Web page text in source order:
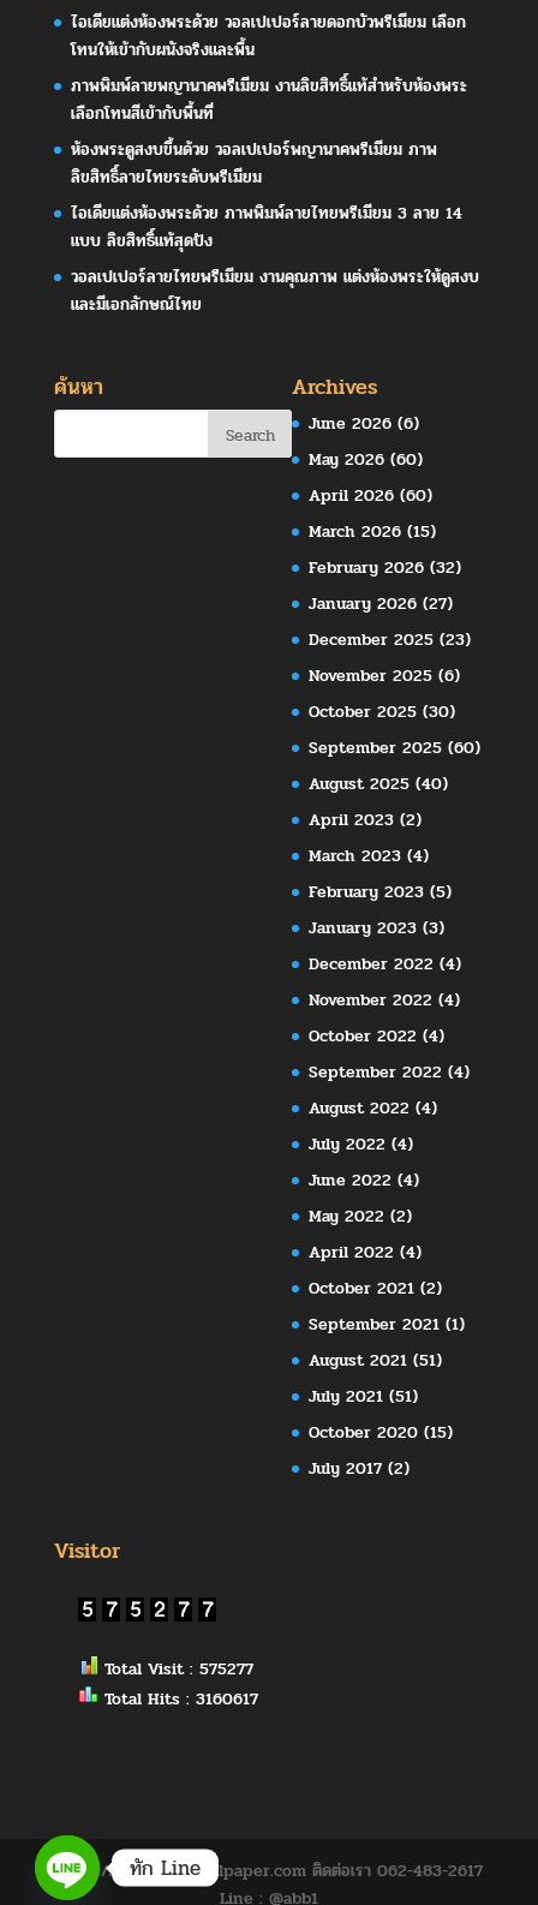
ไอเดียแต่งห้องพระด้วย วอลเปเปอร์ลายดอกบัวพรีเมียม เลือก
โทนให้เข้ากับผนังจริงและพื้น
ภาพพิมพ์ลายพญานาคพรีเมียม งานลิขสิทธิ์แท้สำหรับห้องพระ
เลือกโทนสีเข้ากับพื้นที่
ห้องพระดูสงบขึ้นด้วย วอลเปเปอร์พญานาคพรีเมียม ภาพ
ลิขสิทธิ์ลายไทยระดับพรีเมียม
ไอเดียแต่งห้องพระด้วย ภาพพิมพ์ลายไทยพรีเมียม 3 ลาย 14
แบบ ลิขสิทธิ์แท้สุดปัง
วอลเปเปอร์ลายไทยพรีเมียม งานคุณภาพ แต่งห้องพระให้ดูสงบ
และมีเอกลักษณ์ไทย
ค้นหา Archives
June 2026 (6)
May 2026 (60)
April 2026 (60)
March 2026 (15)
February 2026 (32)
January 2026 (27)
December 2025 (23)
November 2025 (6)
October 2025 (30)
September 2025 (60)
August 2025 (40)
April 2023 (2)
March 2023 (4)
February 2023 (5)
January 2023 (3)
December 2022 (4)
November 2022 (4)
October 2022 (4)
September 2022 (4)
August 2022 (4)
July 2022 (4)
June 2022 (4)
May 2022 (2)
April 2022 (4)
October 2021 (2)
September 2021 (1)
August 2021 (51)
July 2021 (51)
October 2020 (15)
July 2017 (2)
Visitor
Total Visit : 575277
Total Hits : 3160617
https://www.abbywallpaper.com ติดต่อเรา 062-483-2617
Line : @abb1
ทัก Line